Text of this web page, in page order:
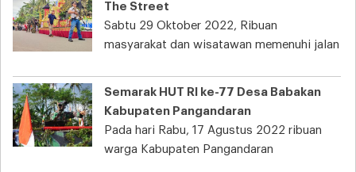
The Street
Sabtu 29 Oktober 2022, Ribuan
masyarakat dan wisatawan memenuhi jalan
Semarak HUT RI ke-77 Desa Babakan
Kabupaten Pangandaran
Pada hari Rabu, 17 Agustus 2022 ribuan
warga Kabupaten Pangandaran